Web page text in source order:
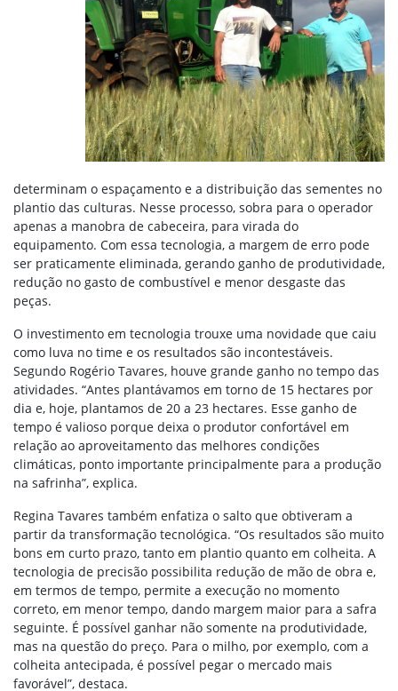
determinam o espaçamento e a distribuição das sementes no
plantio das culturas. Nesse processo, sobra para o operador
apenas a manobra de cabeceira, para virada do
equipamento. Com essa tecnologia, a margem de erro pode
ser praticamente eliminada, gerando ganho de produtividade,
redução no gasto de combustível e menor desgaste das
peças.
O investimento em tecnologia trouxe uma novidade que caiu
como luva no time e os resultados são incontestáveis.
Segundo Rogério Tavares, houve grande ganho no tempo das
atividades. “Antes plantávamos em torno de 15 hectares por
dia e, hoje, plantamos de 20 a 23 hectares. Esse ganho de
tempo é valioso porque deixa o produtor confortável em
relação ao aproveitamento das melhores condições
climáticas, ponto importante principalmente para a produção
na safrinha”, explica.
Regina Tavares também enfatiza o salto que obtiveram a
partir da transformação tecnológica. “Os resultados são muito
bons em curto prazo, tanto em plantio quanto em colheita. A
tecnologia de precisão possibilita redução de mão de obra e,
em termos de tempo, permite a execução no momento
correto, em menor tempo, dando margem maior para a safra
seguinte. É possível ganhar não somente na produtividade,
mas na questão do preço. Para o milho, por exemplo, com a
colheita antecipada, é possível pegar o mercado mais
favorável”, destaca.